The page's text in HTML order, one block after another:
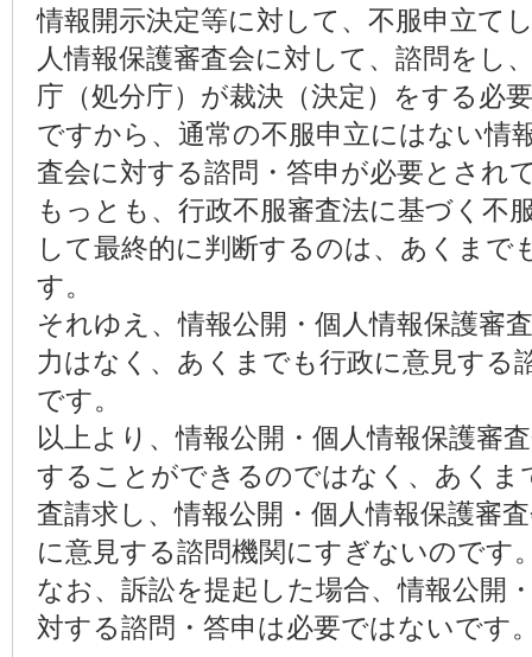
情報開示決定等に対して、不服申立て
人情報保護審査会に対して、諮問をし
庁（処分庁）が裁決（決定）をする必
ですから、通常の不服申立にはない情
査会に対する諮問・答申が必要とされ
もっとも、行政不服審査法に基づく不
して最終的に判断するのは、あくまで
す。
それゆえ、情報公開・個人情報保護審
力はなく、あくまでも行政に意見する
です。
以上より、情報公開・個人情報保護審
することができるのではなく、あくま
査請求し、情報公開・個人情報保護審
に意見する諮問機関にすぎないのです
なお、訴訟を提起した場合、情報公開
対する諮問・答申は必要ではないです